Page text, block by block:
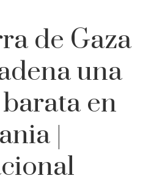
de Gaza
una
en
|